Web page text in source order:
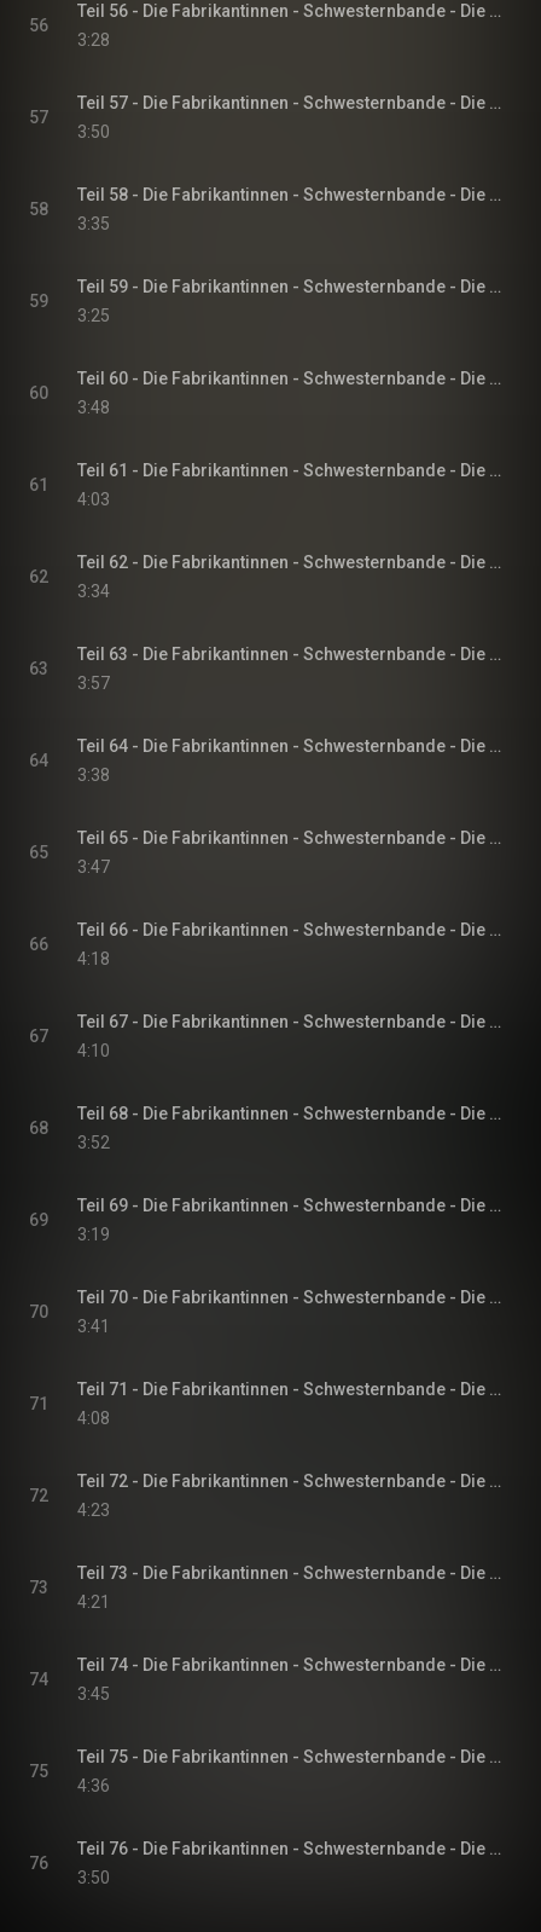
56
Teil 56 - Die Fabrikantinnen - Schwesternbande - Die Fabrikantinnen-Saga, Band 1
3:28
57
Teil 57 - Die Fabrikantinnen - Schwesternbande - Die Fabrikantinnen-Saga, Band 1
3:50
58
Teil 58 - Die Fabrikantinnen - Schwesternbande - Die Fabrikantinnen-Saga, Band 1
3:35
59
Teil 59 - Die Fabrikantinnen - Schwesternbande - Die Fabrikantinnen-Saga, Band 1
3:25
60
Teil 60 - Die Fabrikantinnen - Schwesternbande - Die Fabrikantinnen-Saga, Band 1
3:48
61
Teil 61 - Die Fabrikantinnen - Schwesternbande - Die Fabrikantinnen-Saga, Band 1
4:03
62
Teil 62 - Die Fabrikantinnen - Schwesternbande - Die Fabrikantinnen-Saga, Band 1
3:34
63
Teil 63 - Die Fabrikantinnen - Schwesternbande - Die Fabrikantinnen-Saga, Band 1
3:57
64
Teil 64 - Die Fabrikantinnen - Schwesternbande - Die Fabrikantinnen-Saga, Band 1
3:38
65
Teil 65 - Die Fabrikantinnen - Schwesternbande - Die Fabrikantinnen-Saga, Band 1
3:47
66
Teil 66 - Die Fabrikantinnen - Schwesternbande - Die Fabrikantinnen-Saga, Band 1
4:18
67
Teil 67 - Die Fabrikantinnen - Schwesternbande - Die Fabrikantinnen-Saga, Band 1
4:10
68
Teil 68 - Die Fabrikantinnen - Schwesternbande - Die Fabrikantinnen-Saga, Band 1
3:52
69
Teil 69 - Die Fabrikantinnen - Schwesternbande - Die Fabrikantinnen-Saga, Band 1
3:19
70
Teil 70 - Die Fabrikantinnen - Schwesternbande - Die Fabrikantinnen-Saga, Band 1
3:41
71
Teil 71 - Die Fabrikantinnen - Schwesternbande - Die Fabrikantinnen-Saga, Band 1
4:08
72
Teil 72 - Die Fabrikantinnen - Schwesternbande - Die Fabrikantinnen-Saga, Band 1
4:23
73
Teil 73 - Die Fabrikantinnen - Schwesternbande - Die Fabrikantinnen-Saga, Band 1
4:21
74
Teil 74 - Die Fabrikantinnen - Schwesternbande - Die Fabrikantinnen-Saga, Band 1
3:45
75
Teil 75 - Die Fabrikantinnen - Schwesternbande - Die Fabrikantinnen-Saga, Band 1
4:36
76
Teil 76 - Die Fabrikantinnen - Schwesternbande - Die Fabrikantinnen-Saga, Band 1
3:50